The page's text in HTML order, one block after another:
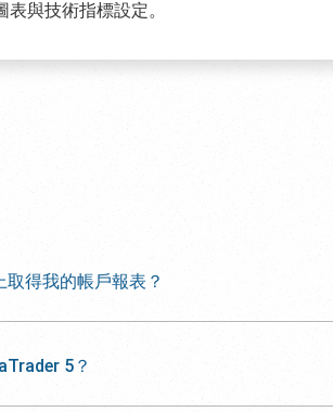
表與技術指標設定。
得我的帳戶報表？
5？